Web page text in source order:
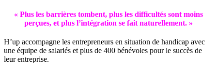
« Plus les barrières tombent, plus les difficultés sont moins
perçues, et plus l’intégration se fait naturellement. »
H’up accompagne​​ les entrepreneurs en situation de handicap avec
une équipe de salariés et plus de 400 bénévoles pour le succès de
leur entreprise.